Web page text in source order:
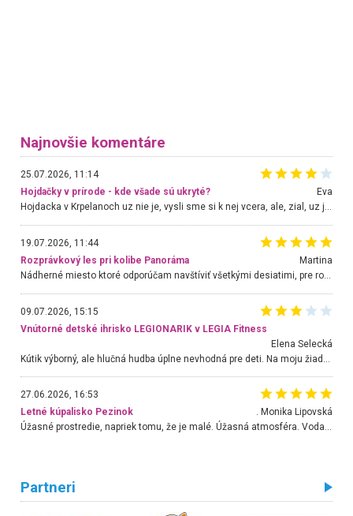
Najnovšie komentáre
25.07.2026, 11:14
Hojdačky v prírode - kde všade sú ukryté?
Eva
Hojdacka v Krpelanoch uz nie je, vysli sme si k nej vcera, ale, zial, uz je znicena. Ak sem planujete cestu len kvoli hojdacke, mozete si ju usetrit. Krasny vyhlad je tu vsak aj bez hojdacky :-)
19.07.2026, 11:44
Rozprávkový les pri kolibe Panoráma
Martina
Nádherné miesto ktoré odporúčam navštíviť všetkými desiatimi, pre rodiny s deťmi, dôchodcom... Proste a jednoducho ozaj rozprávkový les.. určite ešte prídeme. Odniesli sme si na pamiatku krásne tričká,
09.07.2026, 15:15
Vnútorné detské ihrisko LEGIONARIK v LEGIA Fitness
Elena Selecká
27.06.2026, 16:53
Letné kúpalisko Pezinok
. Monika Lipovská
Úžasné prostredie, napriek tomu, že je malé. Úžasná atmosféra. Voda fantastická a nádherná. Ľudí je pomerne veľa, ale su mili a ohľaduplní. Je veľmi zaujímavé sledovať, ako dokážu spolu športovať cudzí ľudia a bez ohľadu na vek. Vládne tu pohoda. Vnuka neviem dostať z vody. Ďakujem za krásny deň . Urcite sa sem vrátim. Jediný problém je s parkovaním, ale aj ten sa mi podarilo vyriešiť. Monika Bratislava
Partneri